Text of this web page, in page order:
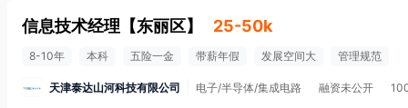
信息技术经理 【东丽区】 25-50k
8-10年 本科 五险一金 带薪年假 发展空间大 管理规范
天津泰达山河科技有限公司 电子/半导体/集成电路 融资未公开